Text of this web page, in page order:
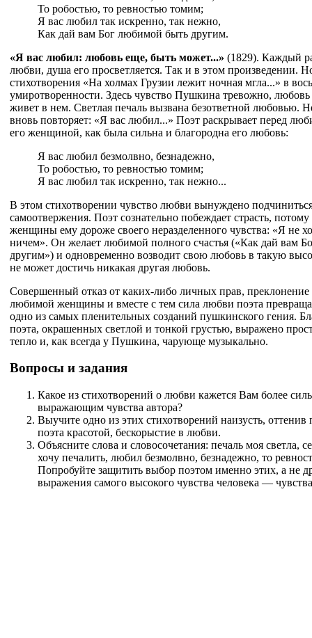
То робостью, то ревностью томим;
Я вас любил так искренно, так нежно,
Как дай вам Бог любимой быть другим.
«Я вас любил: любовь еще, быть может...» (1829). Каждый
любви, душа его просветляется. Так и в этом произведении.
стихотворения «На холмах Грузии лежит ночная мгла...» в
умиротворенности. Здесь чувство Пушкина тревожно,
живет в нем. Светлая печаль вызвана безответной любовью.
вновь повторяет: «Я вас любил...» Поэт раскрывает перед
его женщиной, как была сильна и благородна его любовь:
Я вас любил безмолвно, безнадежно,
То робостью, то ревностью томим;
Я вас любил так искренно, так нежно...
В этом стихотворении чувство любви вынуждено
самоотвержения. Поэт сознательно побеждает страсть,
женщины ему дороже своего неразделенного чувства: «Я не
ничем». Он желает любимой полного счастья («Как дай вам
другим») и одновременно возводит свою любовь в такую
не может достичь никакая другая любовь.
Совершенный отказ от каких-либо личных прав, преклонение
любимой женщины и вместе с тем сила любви поэта
одно из самых пленительных созданий пушкинского гения.
поэта, окрашенных светлой и тонкой грустью, выражено
тепло и, как всегда у Пушкина, чарующе музыкально.
Вопросы и задания
Какое из стихотворений о любви кажется Вам более
выражающим чувства автора?
Выучите одно из этих стихотворений наизусть,
поэта красотой, бескорыстие в любви.
Объясните слова и словосочетания: печаль моя светла,
хочу печалить, любил безмолвно, безнадежно, то
Попробуйте защитить выбор поэтом именно этих, а не
выражения самого высокого чувства человека —